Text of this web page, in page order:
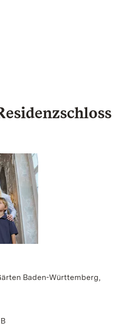
Baden-Württemberg,